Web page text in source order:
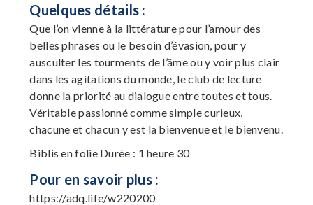
Quelques détails :
Que l’on vienne à la littérature pour l’amour des
belles phrases ou le besoin d’évasion, pour y
ausculter les tourments de l’âme ou y voir plus clair
dans les agitations du monde, le club de lecture
donne la priorité au dialogue entre toutes et tous.
Véritable passionné comme simple curieux,
chacune et chacun y est la bienvenue et le bienvenu.
Biblis en folie Durée : 1 heure 30
Pour en savoir plus :
https://adq.life/w220200